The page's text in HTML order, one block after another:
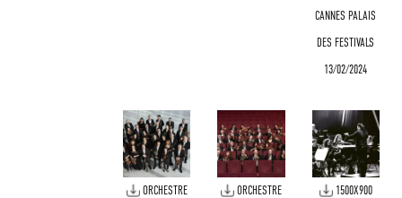
CANNES PALAIS
DES FESTIVALS
13/02/2024
ORCHESTRE
ORCHESTRE
1500X900